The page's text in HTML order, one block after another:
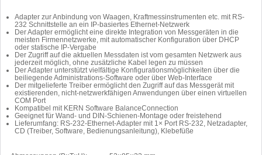
Adapter zur Anbindung von Waagen, Kraftmessinstrumenten etc. mit RS-
232 Schnittstelle an ein IP-basiertes Ethernet-Netzwerk
Der Adapter ermöglicht eine direkte Integration von Messgeräten in die
meisten Firmennetzwerke, mit automatischer Konfiguration über DHCP
oder statische IP-Vergabe
Der Zugriff auf die aktuellen Messdaten ist vom gesamten Netzwerk aus
jederzeit möglich, ohne zusätzliche Kabel legen zu müssen
Der Adapter unterstützt vielfältige Konfigurationsmöglichkeiten über die
beiliegende Administrations-Software oder über Web-Interface
Der mitgelieferte Treiber ermöglicht den Zugriff auf das Messgerät mit
existierenden, nicht-netzwerkfähigen Anwendungen über einen virtuellen
COM Port
Kompatibel mit KERN Software BalanceConnection
Geeignet für Wand- und DIN-Schienen-Montage oder freistehend
Lieferumfang: RS-232-Ethernet-Adapter mit 1× Port RS-232, Netzadapter,
CD (Treiber, Software, Bedienungsanleitung), Klebefüße